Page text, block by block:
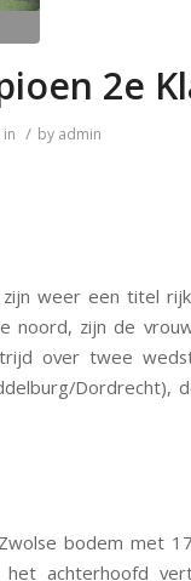
2e
in / by admin
weer een titel
noord, zijn de
over twee
Dordrecht),
bodem met
achterhoofd